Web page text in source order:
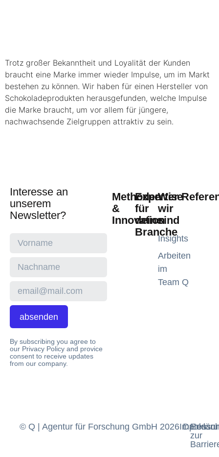
Trotz großer Bekanntheit und Loyalität der Kunden
braucht eine Marke immer wieder Impulse, um im Markt
bestehen zu können. Wir haben für einen Hersteller von
Schokoladeprodukten herausgefunden, welche Impulse
die Marke braucht, um vor allem für jüngere,
nachwachsende Zielgruppen attraktiv zu sein.
Interesse an
unserem
Newsletter?
absenden
By subscribing you agree to
our Privacy Policy and provice
consent to receive updates
from our company.
Methoden
&
Innovation
Expertise
für
deine
Branche
Wer
wir
sind
Insights
Arbeiten
im
Team Q
© Q | Agentur für Forschung GmbH 2026
zur